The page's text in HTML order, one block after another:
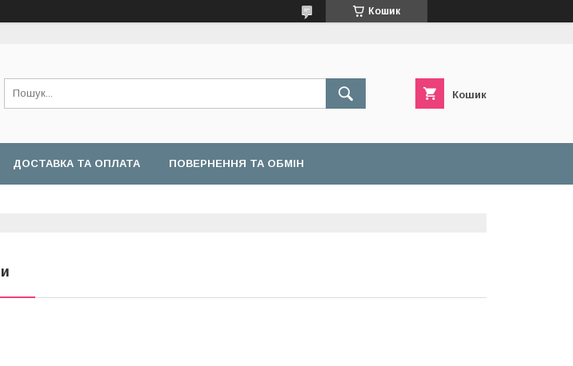
Кошик
Кошик
ДОСТАВКА ТА ОПЛАТА ПОВЕРНЕННЯ ТА ОБМІН